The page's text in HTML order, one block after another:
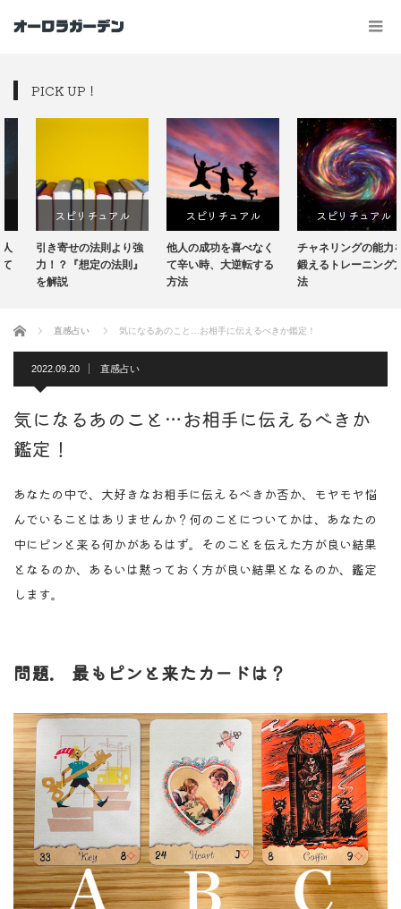
PICK UP！
スピリチュアル
引き寄せの法則より強
力！？『想定の法則』
を解説
スピリチュアル
他人の成功を喜べなく
て辛い時、大逆転する
スピリチュアル
チャネリングの能力を
鍛えるトレーニング方
ホーム 直感占い 気になるあのこと…お相手に伝えるべきか鑑定！
2022.09.20 直感占い
気になるあのこと…お相手に伝えるべきか
鑑定！
あなたの中で、大好きなお相手に伝えるべきか否か、モヤモヤ悩
んでいることはありませんか？何のことについてかは、あなたの
中にピンと来る何かがあるはず。そのことを伝えた方が良い結果
となるのか、あるいは黙っておく方が良い結果となるのか、鑑定
します。
問題. 最もピンと来たカードは？